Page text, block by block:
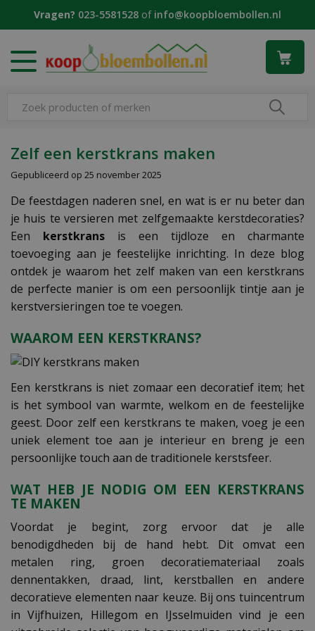
Vragen? 023-5581528 of info@koopbloembollen.nl
Zelf een kerstkrans maken
Gepubliceerd op 25 november 2025
De feestdagen naderen snel, en wat is er nu beter dan
je huis te versieren met zelfgemaakte kerstdecoraties?
Een kerstkrans is een tijdloze en charmante
toevoeging aan je feestelijke inrichting. In deze blog
ontdek je waarom het zelf maken van een kerstkrans
de perfecte manier is om een persoonlijk tintje aan je
kerstversieringen toe te voegen.
WAAROM EEN KERSTKRANS?
Een kerstkrans is niet zomaar een decoratief item; het
is het symbool van warmte, welkom en de feestelijke
geest. Door zelf een kerstkrans te maken, voeg je een
uniek element toe aan je interieur en breng je een
persoonlijke touch aan de traditionele kerstsfeer.
WAT HEB JE NODIG OM EEN KERSTKRANS
TE MAKEN
Voordat je begint, zorg ervoor dat je alle
benodigdheden bij de hand hebt. Dit omvat een
metalen ring, groen decoratiemateriaal zoals
dennentakken, draad, lint, kerstballen en andere
decoratieve elementen naar keuze. Bij ons tuincentrum
in Vijfhuizen, Hillegom en IJsselmuiden vind je een